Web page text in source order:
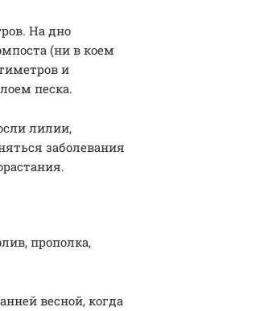
На дно
(ни в коем
и
песка.
лилии,
заболевания
прополка,
весной, когда